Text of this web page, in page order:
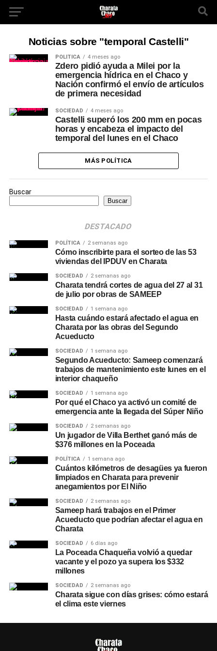
Noticias sobre "temporal Castelli"
POLÍTICA 4 meses ago
Zdero pidió ayuda a Milei por la
emergencia hídrica en el Chaco y
Nación confirmó el envío de artículos
de primera necesidad
SOCIEDAD 4 meses ago
Castelli superó los 200 mm en pocas
horas y encabeza el impacto del
temporal del lunes en el Chaco
MÁS POLÍTICA
Buscar
Buscar
DESTACADO
POLÍTICA 2 semanas ago
Cómo inscribirte para el sorteo de las 53
viviendas del IPDUV en Charata
SOCIEDAD 2 semanas ago
Charata tendrá cortes de agua del 27 al 31
de julio por obras de SAMEEP
SOCIEDAD 1 semana ago
Hasta cuándo estará afectado el agua en
Charata por las obras del Segundo
Acueducto
SOCIEDAD 1 semana ago
Segundo Acueducto: Sameep comenzará
trabajos de mantenimiento este lunes en el
interior chaqueño
SOCIEDAD 1 semana ago
Por qué el Chaco ya activó un comité de
emergencia ante la llegada del Súper Niño
SOCIEDAD 2 semanas ago
Un jugador de Villa Berthet ganó más de
$376 millones en la Poceada
POLÍTICA 1 semana ago
Cuántos kilómetros de desagües ya fueron
limpiados en Charata para prevenir
anegamientos por El Niño
SOCIEDAD 2 semanas ago
Sameep hará trabajos en el Primer
Acueducto que podrían afectar el agua en
Charata
SOCIEDAD 6 días ago
La Poceada Chaqueña volvió a quedar
vacante y el pozo ya supera los $332
millones
SOCIEDAD 2 semanas ago
Charata sigue con días grises: cómo estará
el clima este viernes